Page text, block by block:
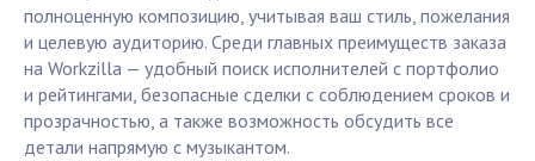
полноценную композицию, учитывая ваш стиль, пожелания
и целевую аудиторию. Среди главных преимуществ заказа
на Workzilla — удобный поиск исполнителей с портфолио
и рейтингами, безопасные сделки с соблюдением сроков и
прозрачностью, а также возможность обсудить все
детали напрямую с музыкантом.